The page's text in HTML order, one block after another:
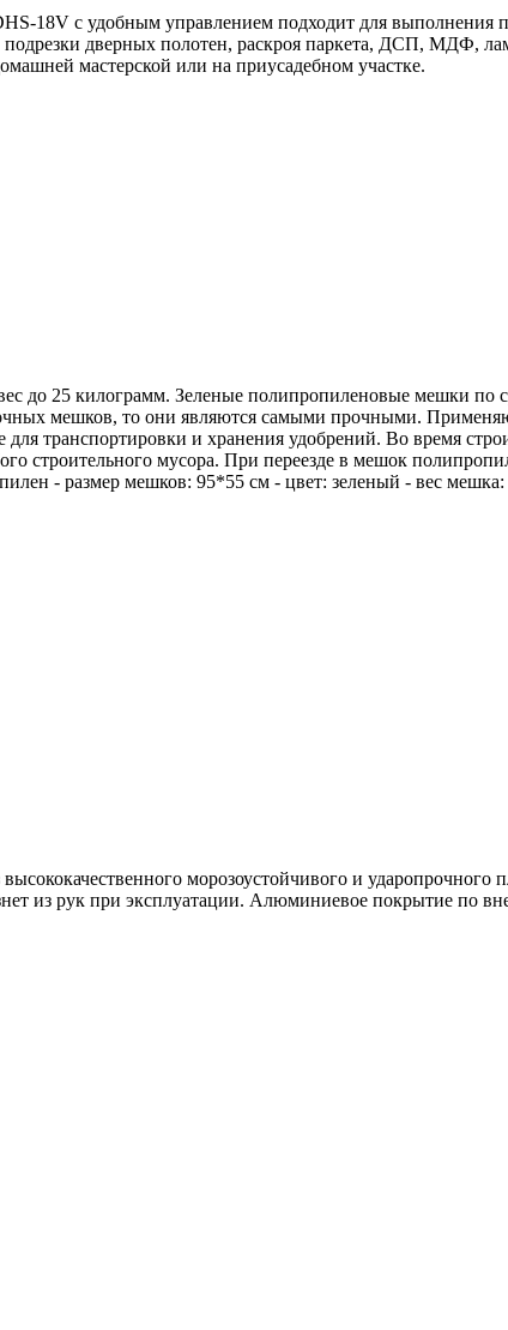
18V с удобным управлением подходит для выполнения
дверных полотен, раскроя паркета, ДСП, МДФ,
мастерской или на приусадебном участке.
до 25 килограмм. Зеленые полипропиленовые мешки по
мешков, то они являются самыми прочными.
транспортировки и хранения удобрений. Во время
строительного мусора. При переезде в мешок
- размер мешков: 95*55 см - цвет: зеленый - вес
морозоустойчивого и ударопрочного
из рук при эксплуатации. Алюминиевое покрытие по